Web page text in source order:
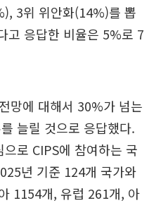
3위 위안화(14%)를 뽑
고 응답한 비율은 5%로 7
망에 대해서 30%가 넘는
늘릴 것으로 응답했다.
로 CIPS에 참여하는 국
년 기준 124개 국가와
1154개, 유럽 261개, 아